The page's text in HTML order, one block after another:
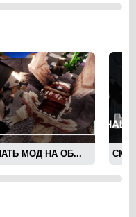
МОД НА ОБ...